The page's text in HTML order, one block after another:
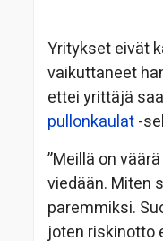
Yritykset eivät
vaikuttaneet
ettei yrittäjä
pullonkaulat-
”Meillä on
viedään. Miten
paremmiksi.
joten riskinotto